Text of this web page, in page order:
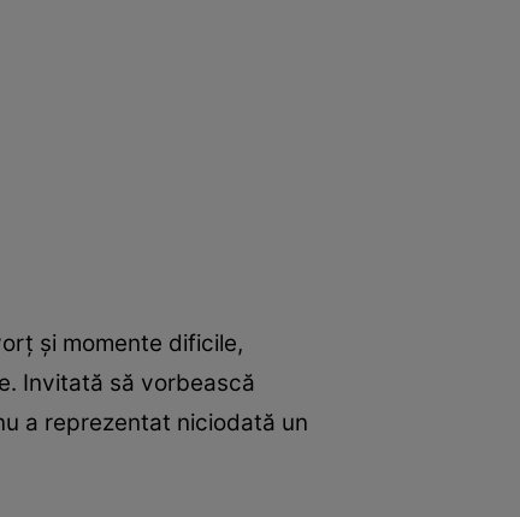
și momente dificile,
Invitată să vorbească
a reprezentat niciodată un